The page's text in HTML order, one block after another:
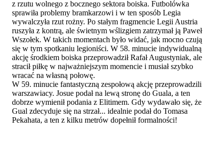
z rzutu wolnego z bocznego sektora boiska. Futbolówka
sprawiła problemy bramkarzowi i w ten sposób Legia
wywalczyła rzut rożny. Po stałym fragmencie Legii Austria
ruszyła z kontrą, ale świetnym wślizgiem zatrzymał ją Paweł
Wszołek. W takich momentach było widać, jak mocno czują
się w tym spotkaniu legioniści. W 58. minucie indywidualną
akcję środkiem boiska przeprowadził Rafał Augustyniak, ale
stracił piłkę w najważniejszym momencie i musiał szybko
wracać na własną połowę.
W 59. minucie fantastyczną zespołową akcję przeprowadzili
warszawiacy. Josue podał na lewą stronę do Guala, a ten
dobrze wymienił podania z Elitimem. Gdy wydawało się, że
Gual zdecyduje się na strzał... idealnie podał do Tomasa
Pekahata, a ten z kilku metrów dopełnił formalności!